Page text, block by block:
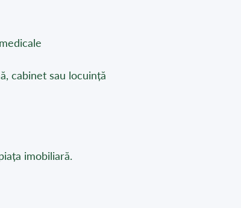
cabinet sau locuință
imobiliară.